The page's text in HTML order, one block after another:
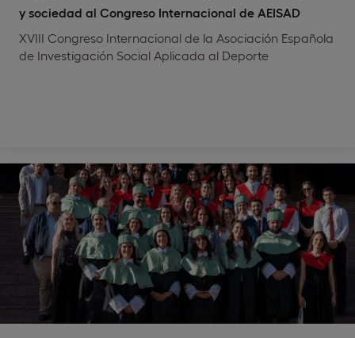
y sociedad al Congreso Internacional de AEISAD
XVIII Congreso Internacional de la Asociación Española
de Investigación Social Aplicada al Deporte